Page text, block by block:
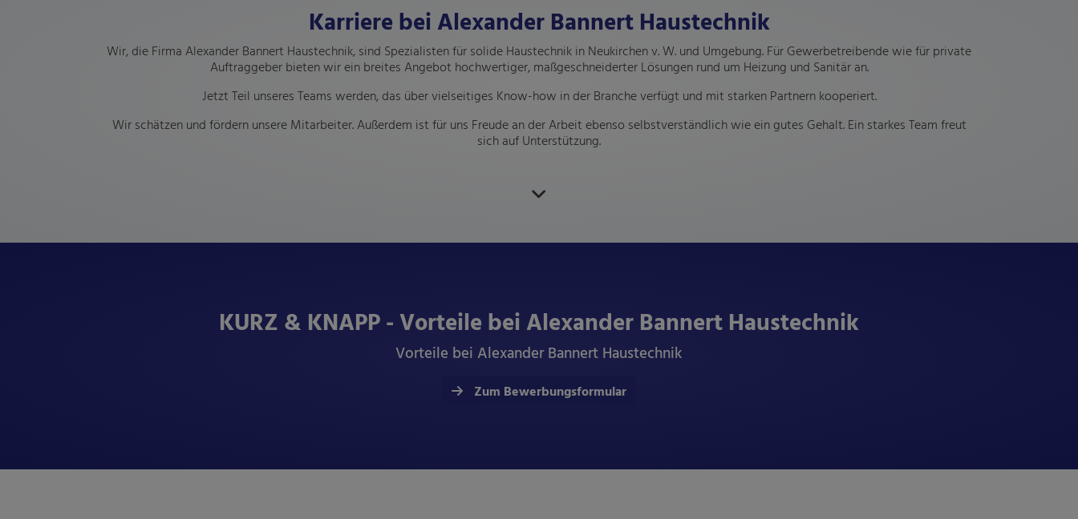
Karriere bei Alexander Bannert Haustechnik
Wir, die Firma Alexander Bannert Haustechnik, sind Spezialisten für solide Haustechnik in Neukirchen v. W. und Umgebung. Für Gewerbetreibende wie für private
Auftraggeber bieten wir ein breites Angebot hochwertiger, maßgeschneiderter Lösungen rund um Heizung und Sanitär an.
Jetzt Teil unseres Teams werden, das über vielseitiges Know-how in der Branche verfügt und mit starken Partnern kooperiert.
Wir schätzen und fördern unsere Mitarbeiter. Außerdem ist für uns Freude an der Arbeit ebenso selbstverständlich wie ein gutes Gehalt. Ein starkes Team freut
sich auf Unterstützung.
KURZ & KNAPP - Vorteile bei Alexander Bannert Haustechnik
Vorteile bei Alexander Bannert Haustechnik
Zum Bewerbungsformular